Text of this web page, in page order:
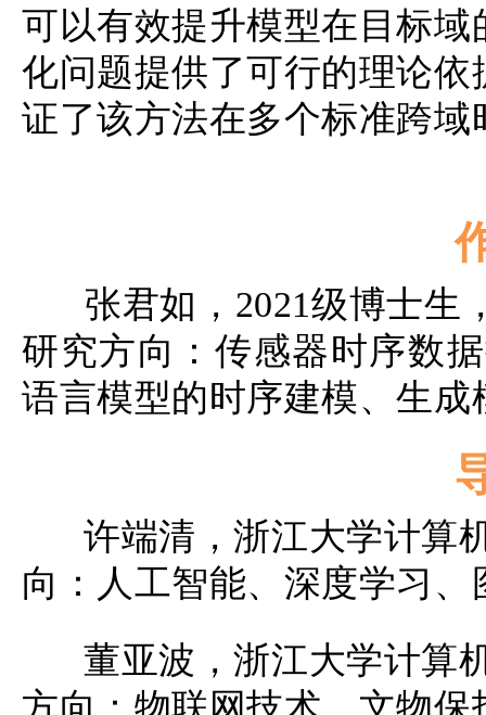
可以有效提升模型在目标
化问题提供了可行的理论
证了该方法在多个标准跨
张君如，2021级博士生
研究方向：传感器时序数
语言模型的时序建模、生
许端清，浙江大学计算
向：人工智能、深度学习
董亚波，浙江大学计算
方向：物联网技术、文物